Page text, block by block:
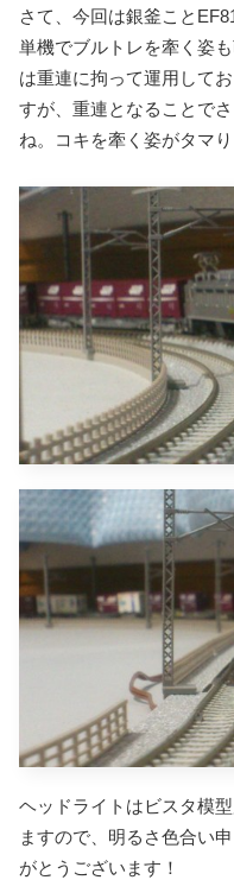
さて、今回は銀釜こと
単機でブルトレを牽く姿
は重連に拘って運用して
すが、重連となることで
ね。コキを牽く姿がタマ
ヘッドライトはビスタ模
ますので、明るさ色合い
がとうございます！